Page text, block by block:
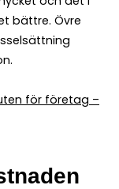
bättre. Övre
för företag –